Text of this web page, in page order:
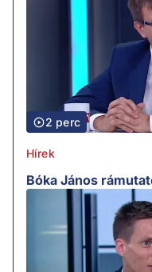
2 perc
Hírek
Bóka János